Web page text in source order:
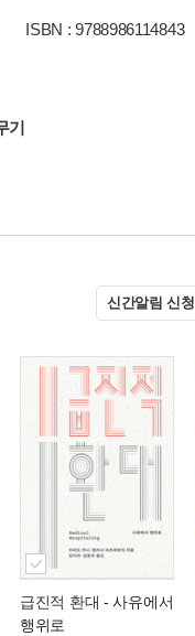
ISBN : 9788986114843
기
신간알림 신청
급진적 환대 - 사유에서
행위로